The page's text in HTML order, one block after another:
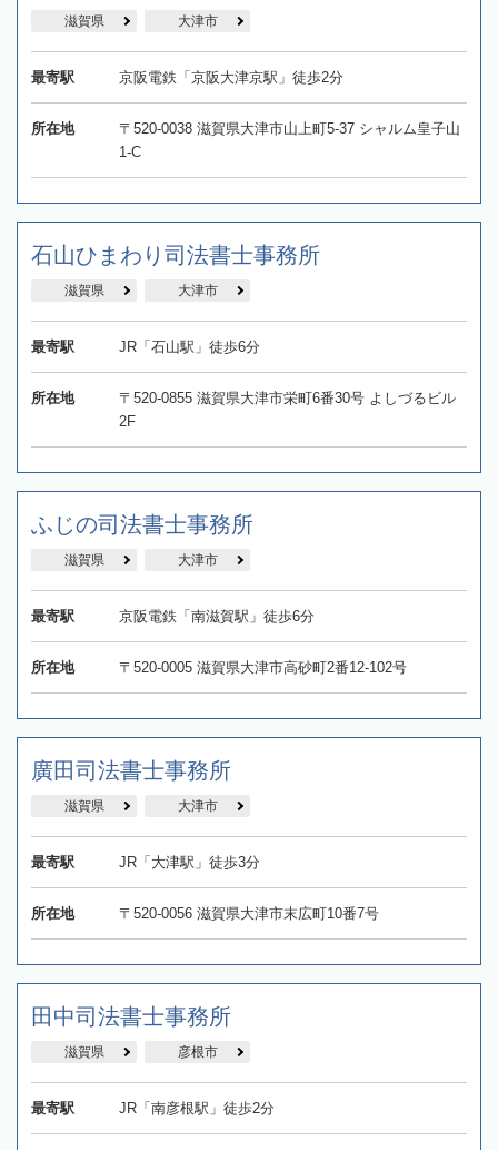
滋賀県 大津市
最寄駅 京阪電鉄「京阪大津京駅」徒歩2分
所在地
〒520-0038 滋賀県大津市山上町5-37 シャルム皇子山
1-C
石山ひまわり司法書士事務所
滋賀県 大津市
最寄駅 JR「石山駅」徒歩6分
所在地
〒520-0855 滋賀県大津市栄町6番30号 よしづるビル
2F
ふじの司法書士事務所
滋賀県 大津市
最寄駅 京阪電鉄「南滋賀駅」徒歩6分
所在地 〒520-0005 滋賀県大津市高砂町2番12‐102号
廣田司法書士事務所
滋賀県 大津市
最寄駅 JR「大津駅」徒歩3分
所在地 〒520-0056 滋賀県大津市末広町10番7号
田中司法書士事務所
滋賀県 彦根市
最寄駅 JR「南彦根駅」徒歩2分